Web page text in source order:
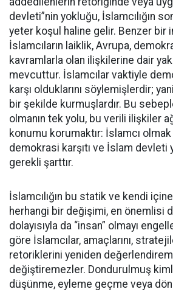
devleti”nin yokluğu, İslamcılığın
yeter koşul haline gelir. Benzer bir
İslamcıların laiklik, Avrupa,
kavramlarla olan ilişkilerine dair
mevcuttur. İslamcılar vaktiyle
karşı olduklarını söylemişlerdir;
bir şekilde kurmuşlardır. Bu
olmanın tek yolu, bu verili ilişkiler
konumu korumaktır: İslamcı olmak
demokrasi karşıtı ve İslam devleti
gerekli şarttır.
İslamcılığın bu statik ve kendi
herhangi bir değişimi, en önemlisi
dolayısıyla da “insan” olmayı
göre İslamcılar, amaçlarını,
retoriklerini yeniden
değiştiremezler. Dondurulmuş
düşünme, eyleme geçme veya